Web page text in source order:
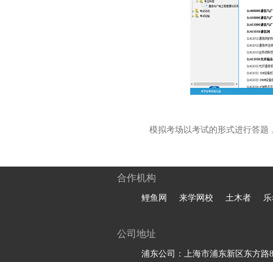
模拟考场以考试的形式进行答题
合作机构
鲤鱼网 来学网校 土木者 乐
公司地址
浦东公司：上海市浦东新区东方路